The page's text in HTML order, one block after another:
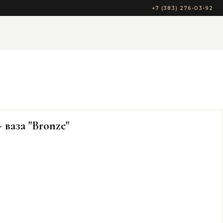
+7 (383) 276-03-92
"Bronze"